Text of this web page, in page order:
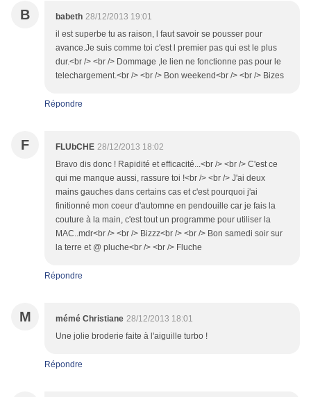
B babeth 28/12/2013 19:01
il est superbe tu as raison, l faut savoir se pousser pour
avance.Je suis comme toi c'est l premier pas qui est le plus
dur.<br /> <br /> Dommage ,le lien ne fonctionne pas pour le
telechargement.<br /> <br /> Bon weekend<br /> <br /> Bizes
Répondre
F FLUbCHE 28/12/2013 18:02
Bravo dis donc ! Rapidité et efficacité...<br /> <br /> C'est ce
qui me manque aussi, rassure toi !<br /> <br /> J'ai deux
mains gauches dans certains cas et c'est pourquoi j'ai
finitionné mon coeur d'automne en pendouille car je fais la
couture à la main, c'est tout un programme pour utiliser la
MAC..mdr<br /> <br /> Bizzz<br /> <br /> Bon samedi soir sur
la terre et @ pluche<br /> <br /> Fluche
Répondre
M mémé Christiane 28/12/2013 18:01
Une jolie broderie faite à l'aiguille turbo !
Répondre